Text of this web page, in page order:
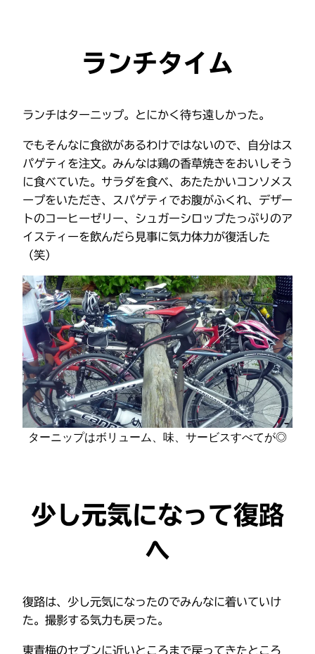
ランチタイム
ランチはターニップ。とにかく待ち遠しかった。
でもそんなに食欲があるわけではないので、自分はス
パゲティを注文。みんなは鶏の香草焼きをおいしそう
に食べていた。サラダを食べ、あたたかいコンソメス
ープをいただき、スパゲティでお腹がふくれ、デザー
トのコーヒーゼリー、シュガーシロップたっぷりのア
イスティーを飲んだら見事に気力体力が復活した
（笑）
ターニップはボリューム、味、サービスすべてが◎
少し元気になって復路
へ
復路は、少し元気になったのでみんなに着いていけ
た。撮影する気力も戻った。
東青梅のセブンに近いところまで戻ってきたところ